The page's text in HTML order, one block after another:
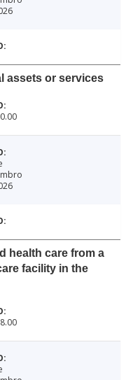
assets or services
health care from a
facility in the